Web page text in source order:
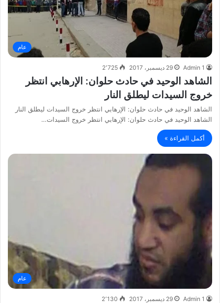
عام
Admin 1 29 ديسمبر، 2017 2٬725
الشاهد الوحيد في حادث حلوان: الإرهابي انتظر
خروج السيدات ليطلق النار
الشاهد الوحيد في حادث حلوان: الإرهابي انتظر خروج السيدات ليطلق النار
الشاهد الوحيد في حادث حلوان: الإرهابي انتظر خروج السيدات…
أكمل القراءة »
عام
Admin 1 29 ديسمبر، 2017 2٬130